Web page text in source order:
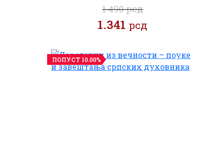
1.490 рсд
1.341 рсд
ПОПУСТ 10.00%